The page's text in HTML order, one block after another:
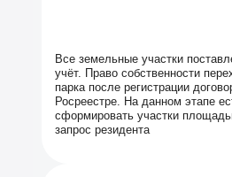
Все земельные участки
учёт. Право собственности
парка после регистрации
Росреестре. На данном этапе
сформировать участки
запрос резидента